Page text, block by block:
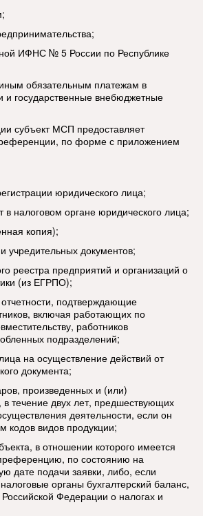
ИФНС № 5 России по Республике
обязательным платежам в
государственные внебюджетные
субъект МСП предоставляет
по форме с приложением
юридического лица;
в налоговом органе юридического лица;
копия);
учредительных документов;
реестра предприятий и организаций о
(из ЕГРПО);
подтверждающие
включая работающих по
работников
подразделений;
на осуществление действий от
документа;
произведенных и (или)
течение двух лет, предшествующих
деятельности, если он
кодов видов продукции;
в отношении которого имеется
по состоянию на
дате подачи заявки, либо, если
органы бухгалтерский баланс,
Федерации о налогах и